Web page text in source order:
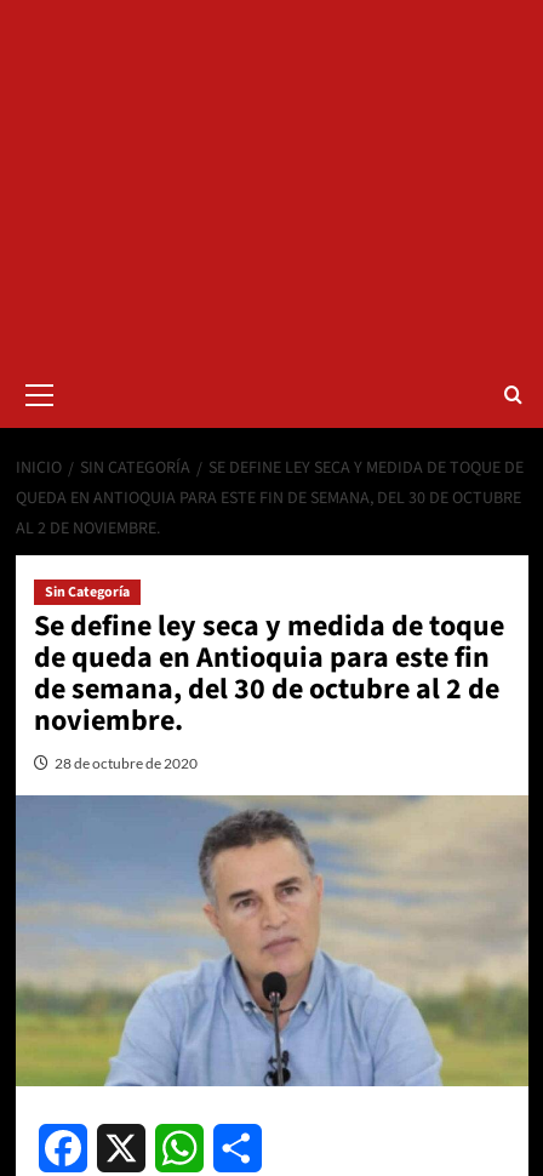
primario
INICIO SIN CATEGORÍA
SE DEFINE LEY SECA Y MEDIDA DE TOQUE DE
QUEDA EN ANTIOQUIA PARA ESTE FIN DE SEMANA, DEL 30 DE OCTUBRE
AL 2 DE NOVIEMBRE.
Sin Categoría
Se define ley seca y medida de toque
de queda en Antioquia para este fin
de semana, del 30 de octubre al 2 de
noviembre.
28 de octubre de 2020
Facebook WhatsApp